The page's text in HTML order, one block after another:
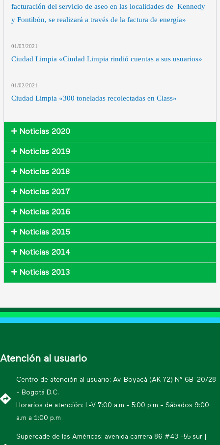
facturación del servicio de aseo en las localidades de Kennedy
y Fontibón, se realizará a través de la factura de energía»
01/03/2021
Ciudad Limpia «Ciudad Limpia rindió cuentas a sus usuarios»
01/02/2021
Ciudad Limpia «300 toneladas recolectadas en Class»
Noticias 2020
Noticias 2019
Noticias 2018
Noticias 2017
Noticias 2016
Noticias 2015
Noticias 2014
Noticias 2013
Atención al usuario
Centro de atención al usuario: Av. Boyacá (AK 72) N° 6B-20/28
- Bogotá D.C.
Horarios de atención: L-V 7:00 a.m - 5:00 p.m - Sábados 9:00
a.m a 1:00 p.m
Supercade de las Américas: avenida carrera 86 #43 -55 sur |